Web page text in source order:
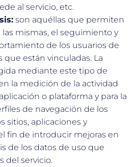
al servicio, etc.
son aquéllas que permiten
mismas, el seguimiento y
de los usuarios de
que están vinculadas. La
mediante este tipo de
la medición de la actividad
o plataforma y para la
de navegación de los
sitios, aplicaciones y
fin de introducir mejoras en
de los datos de uso que
del servicio.